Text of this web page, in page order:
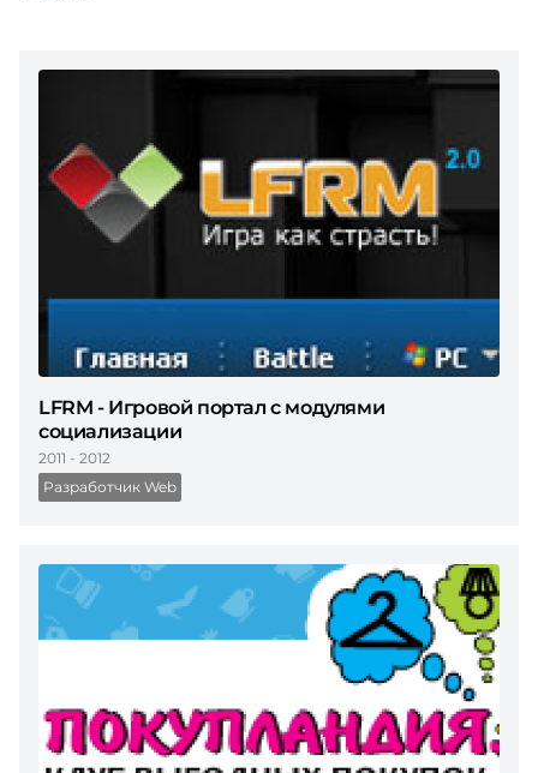
LFRM - Игровой портал с модулями
социализации
2011 - 2012
Разработчик Web